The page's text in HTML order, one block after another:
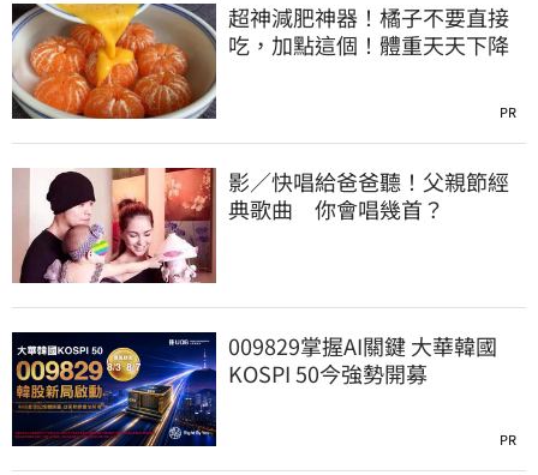
超神減肥神器！橘子不要直接
吃，加點這個！體重天天下降
PR
影／快唱給爸爸聽！父親節經
典歌曲 你會唱幾首？
009829掌握AI關鍵 大華韓國
KOSPI 50今強勢開募
PR